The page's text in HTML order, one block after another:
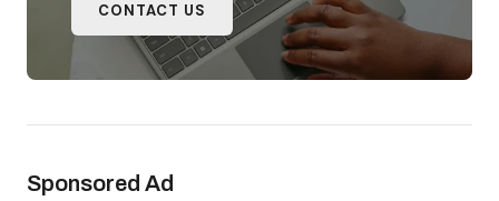
CONTACT US
Sponsored Ad